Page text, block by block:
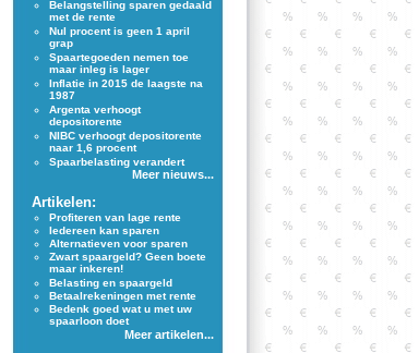
Belangstelling sparen gedaald
met de rente
Nul procent is geen 1 april
grap
Spaartegoeden nemen toe
maar inleg is lager
Inflatie in 2015 de laagste na
1987
Argenta verhoogt
depositorente
NIBC verhoogt depositorente
naar 1,6 procent
Spaarbelasting verandert
Meer nieuws...
Artikelen:
Profiteren van lage rente
Iedereen kan sparen
Alternatieven voor sparen
Zwart spaargeld? Geen boete
maar inkeren!
Belasting en spaargeld
Betaalrekeningen met rente
Bedenk goed wat u met uw
spaarloon doet
Meer artikelen...